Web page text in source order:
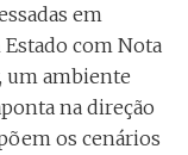
em
com Nota
um ambiente
na direção
os cenários